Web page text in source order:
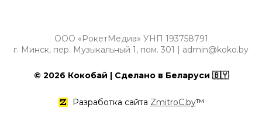
ООО «РокетМедиа» УНП 193758791
г. Минск, пер. Музыкальный 1, пом. 301 | admin@koko.by
© 2026 Кокобай | Сделано в Беларуси 🇧🇾
Разработка сайта ZmitroC.by™